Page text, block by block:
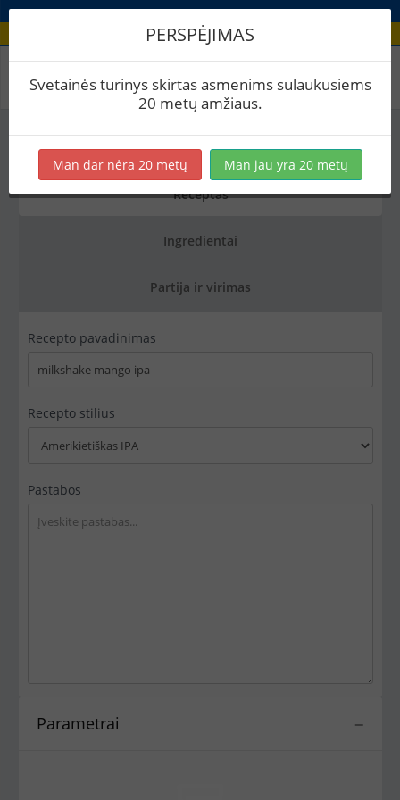
Recepto redagavimas
Receptas
Ingredientai
Partija ir virimas
Recepto pavadinimas
Recepto stilius
Pastabos
−
Parametrai
PERSPĖJIMAS
Svetainės turinys skirtas asmenims sulaukusiems
20 metų amžiaus.
Man dar nėra 20 metų Man jau yra 20 metų